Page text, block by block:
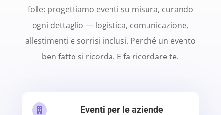
folle: progettiamo eventi su misura, curando
ogni dettaglio — logistica, comunicazione,
allestimenti e sorrisi inclusi. Perché un evento
ben fatto si ricorda. E fa ricordare te.
 Eventi per le aziende